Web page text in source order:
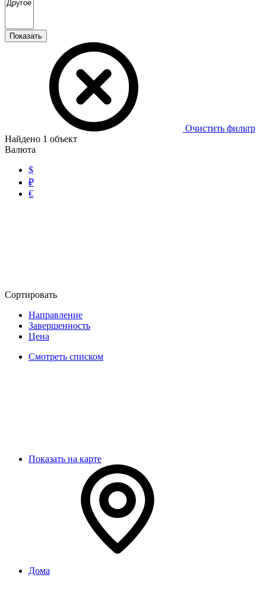
Показать
Очистить фильтр
Найдено 1 объект
Валюта
$
₽
€
Сортировать
Направление
Завершенность
Цена
Смотреть списком
Показать на карте
Дома